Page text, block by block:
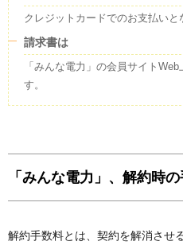
クレジットカードでのお支払いと
請求書は
「みんな電力」の会員サイト
す。
「みんな電力」、解約時
解約手数料とは、契約を解消させ